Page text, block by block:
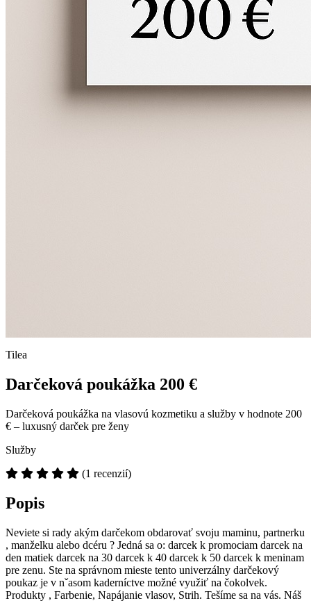
Tilea
Darčeková poukážka 200 €
Darčeková poukážka na vlasovú kozmetiku a služby v hodnote 200
€ – luxusný darček pre ženy
Služby
(1 recenzií)
Popis
Neviete si rady akým darčekom obdarovať svoju maminu, partnerku
, manželku alebo dcéru ? Jedná sa o: darcek k promociam darcek na
den matiek darcek na 30 darcek k 40 darcek k 50 darcek k meninam
pre zenu. Ste na správnom mieste tento univerzálny darčekový
poukaz je v nˇasom kaderníctve možné využiť na čokolvek.
Produkty , Farbenie, Napájanie vlasov, Strih. Tešíme sa na vás. Náš